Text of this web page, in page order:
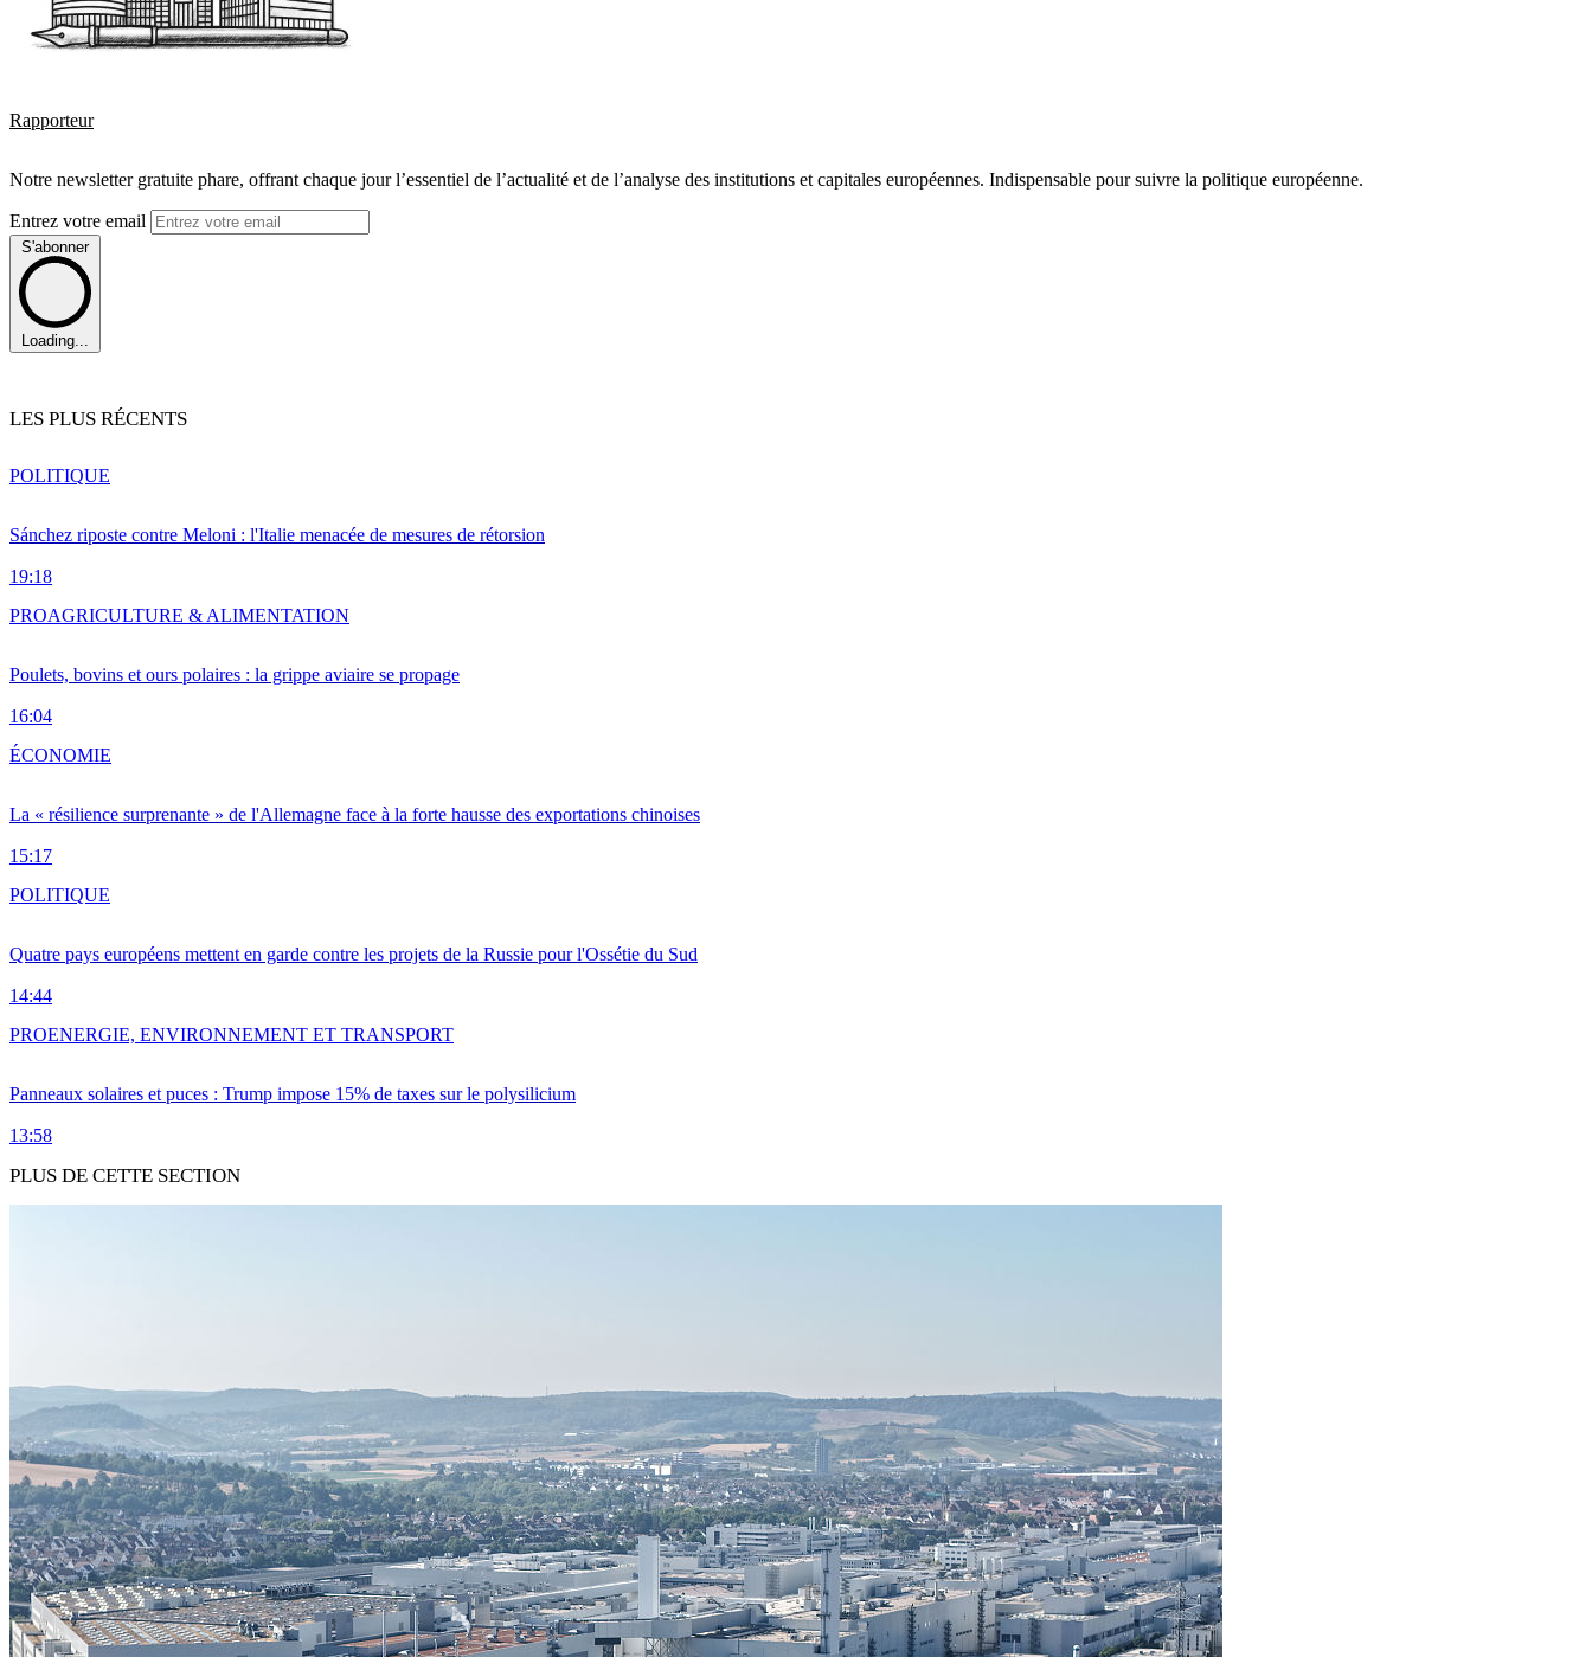
Rapporteur
Notre newsletter gratuite phare, offrant chaque jour l’essentiel de l’actualité et de l’analyse des institutions et capitales européennes. Indispensable pour suivre la politique européenne.
Entrez votre email
S'abonner
Loading...
LES PLUS RÉCENTS
Sánchez riposte contre Meloni : l'Italie menacée de mesures de rétorsion
19:18
POLITIQUE
Poulets, bovins et ours polaires : la grippe aviaire se propage
16:04
PROAGRICULTURE & ALIMENTATION
La « résilience surprenante » de l'Allemagne face à la forte hausse des exportations chinoises
15:17
ÉCONOMIE
Quatre pays européens mettent en garde contre les projets de la Russie pour l'Ossétie du Sud
14:44
POLITIQUE
Panneaux solaires et puces : Trump impose 15% de taxes sur le polysilicium
13:58
PROENERGIE, ENVIRONNEMENT ET TRANSPORT
PLUS DE CETTE SECTION